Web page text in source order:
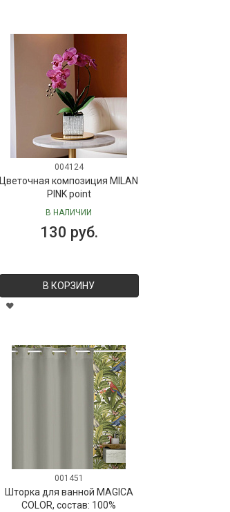
004124
Цветочная композиция MILAN
PINK point
В НАЛИЧИИ
130 руб.
В КОРЗИНУ
001451
Шторка для ванной MAGICA
COLOR, состав: 100%